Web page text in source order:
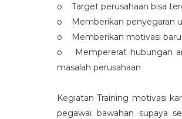
o Target perusahaan bisa
o Memberikan penyegaran
o Memberikan motivasi baru
o Mempererat hubungan
masalah perusahaan
Kegiatan Training motivasi
pegawai bawahan supaya